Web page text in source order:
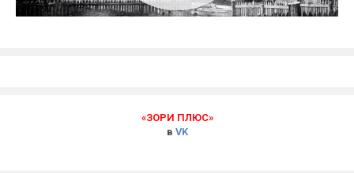
«ЗОРИ ПЛЮС»
в VK